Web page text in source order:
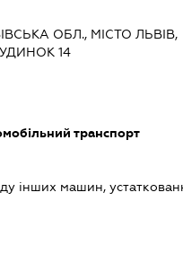
ОБЛ., МІСТО ЛЬВІВ,
14
транспорт
інших машин,